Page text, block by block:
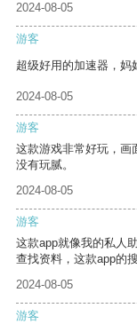
2024-08-05
游客
超级好用的加速器，妈
2024-08-05
游客
这款游戏非常好玩，画
没有玩腻。
2024-08-05
游客
这款app就像我的私人
查找资料，这款app的
2024-08-05
游客